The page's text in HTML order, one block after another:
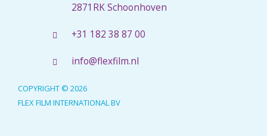
2871RK Schoonhoven
+31 182 38 87 00
info@flexfilm.nl
COPYRIGHT © 2026
FLEX FILM INTERNATIONAL BV